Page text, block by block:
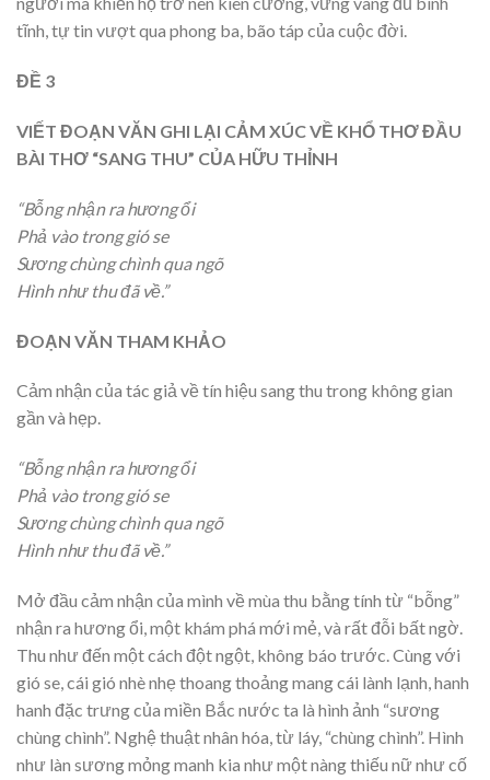
tĩnh, tự tin vượt qua phong ba, bão táp của cuộc đời.
ĐỀ 3
VIẾT ĐOẠN VĂN GHI LẠI CẢM XÚC VỀ KHỔ THƠ ĐẦU
BÀI THƠ “SANG THU” CỦA HỮU THỈNH
“Bỗng nhận ra hương ổi
Phả vào trong gió se
Sương chùng chình qua ngõ
Hình như thu đã về.”
ĐOẠN VĂN THAM KHẢO
Cảm nhận của tác giả về tín hiệu sang thu trong không gian
gần và hẹp.
“Bỗng nhận ra hương ổi
Phả vào trong gió se
Sương chùng chình qua ngõ
Hình như thu đã về.”
Mở đầu cảm nhận của mình về mùa thu bằng tính từ “bỗng”
nhận ra hương ổi, một khám phá mới mẻ, và rất đỗi bất ngờ.
Thu như đến một cách đột ngột, không báo trước. Cùng với
gió se, cái gió nhè nhẹ thoang thoảng mang cái lành lạnh, hanh
hanh đặc trưng của miền Bắc nước ta là hình ảnh “sương
chùng chình”. Nghệ thuật nhân hóa, từ láy, “chùng chình”. Hình
như làn sương mỏng manh kia như một nàng thiếu nữ như cố